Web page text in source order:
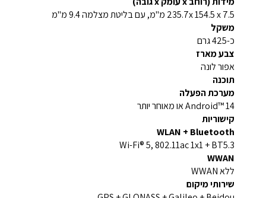
235.7x 154.5 x 7.5 מ"מ, עם בליטת מצלמה 9.4 מ"מ
משקל
כ-425 גרם
צבע מארז
אפור לונה
תוכנה
מערכת הפעלה
Android™ 14 או מאוחר יותר
קישוריות
WLAN + Bluetooth
Wi-Fi® 5, 802.11ac 1x1 + BT5.3
WWAN
ללא WWAN
שירותי מיקום